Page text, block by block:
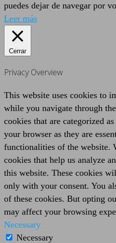
puedes dejar de navegar por
Leer más
Cerrar
Privacy Overview
This website uses cookies to
while you navigate through
cookies that are categorized
your browser as they are
functionalities of the website.
cookies that help us analyze
this website. These cookies
only with your consent. You
of these cookies. But opting
may affect your browsing
Necessary
Necessary